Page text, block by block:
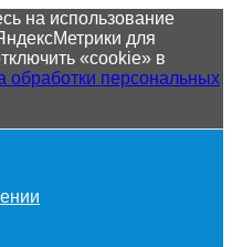
на использование
для
«cookie» в
обработки персональных